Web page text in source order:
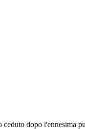
dopo l'ennesima